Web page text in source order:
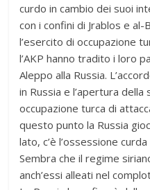
curdo in cambio dei suoi
con i confini di Jrablos e
l’esercito di occupazione
l’AKP hanno tradito i loro
Aleppo alla Russia.
in Russia e l’apertura
occupazione turca di
questo punto la Russia
lato, c’è l’ossessione
Sembra che il regime
anch’essi alleati nel